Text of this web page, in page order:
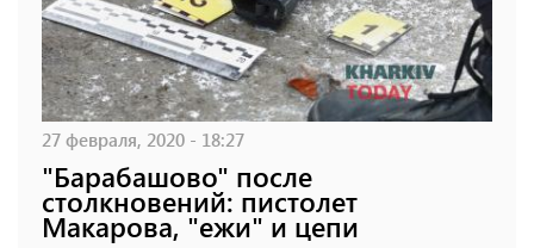
27 февраля, 2020 - 18:27
"Барабашово" после
столкновений: пистолет
Макарова, "ежи" и цепи